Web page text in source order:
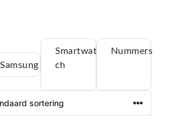
Samsung
Smartwat
ch
Nummers